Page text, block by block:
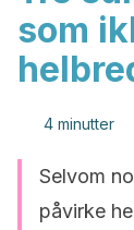
som
4 minutter
Selvom
påvirke